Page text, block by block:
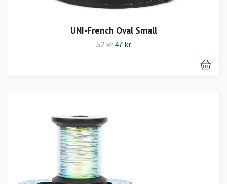
UNI-French Oval Small
52 kr 47 kr